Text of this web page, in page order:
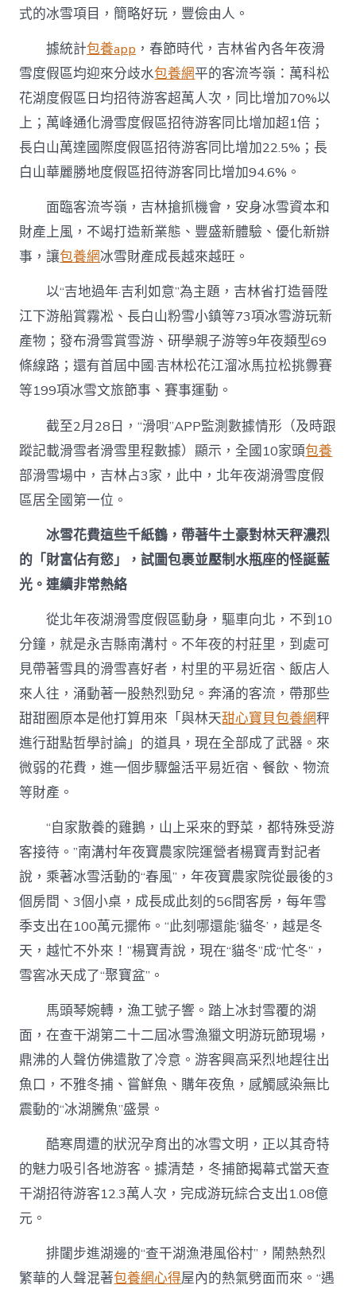
式的冰雪項目，簡略好玩，豐儉由人。
據統計包養app ，春節時代，吉林省內各年夜滑
雪度假區均迎來分歧水包養網平的客流岑嶺：萬科松
花湖度假區日均招待游客超萬人次，同比增加70%以
上；萬峰通化滑雪度假區招待游客同比增加超1倍；
長白山萬達國際度假區招待游客同比增加22.5%；長
白山華麗勝地度假區招待游客同比增加94.6%。
面臨客流岑嶺，吉林搶抓機會，安身冰雪資本和
財產上風，不竭打造新業態、豐盛新體驗、優化新辦
事，讓包養網冰雪財產成長越來越旺。
以“吉地過年·吉利如意”為主題，吉林省打造晉陞
江下游船賞霧凇、長白山粉雪小鎮等73項冰雪游玩新
產物；發布滑雪賞雪游、研學親子游等9年夜類型69
條線路；還有首屆中國·吉林松花江溜冰馬拉松挑釁賽
等199項冰雪文旅節事、賽事運動。
截至2月28日，“滑唄”APP監測數據情形（及時跟
蹤記載滑雪者滑雪里程數據）顯示，全國10家頭包養
部滑雪場中，吉林占3家，此中，北年夜湖滑雪度假
區居全國第一位。
冰雪花費這些千紙鶴，帶著牛土豪對林天秤濃烈
的「財富佔有慾」，試圖包裹並壓制水瓶座的怪誕藍
光。連續非常熱絡
從北年夜湖滑雪度假區動身，驅車向北，不到10
分鐘，就是永吉縣南溝村。不年夜的村莊里，到處可
見帶著雪具的滑雪喜好者，村里的平易近宿、飯店人
來人往，涌動著一股熱烈勁兒。奔涌的客流，帶那些
甜甜圈原本是他打算用來「與林天甜心寶貝包養網秤
進行甜點哲學討論」的道具，現在全部成了武器。來
微弱的花費，進一個步驟盤活平易近宿、餐飲、物流
等財產。
“自家散養的雞鵝，山上采來的野菜，都特殊受游
客接待。”南溝村年夜寶農家院運營者楊寶青對記者
說，乘著冰雪活動的“春風”，年夜寶農家院從最後的3
個房間、3個小桌，成長成此刻的56間客房，每年雪
季支出在100萬元擺佈。“此刻哪還能‘貓冬’，越是冬
天，越忙不外來！”楊寶青說，現在“貓冬”成“忙冬”，
雪窖冰天成了“聚寶盆”。
馬頭琴婉轉，漁工號子響。踏上冰封雪覆的湖
面，在查干湖第二十二屆冰雪漁獵文明游玩節現場，
鼎沸的人聲仿佛遣散了冷意。游客興高采烈地趕往出
魚口，不雅冬捕、嘗鮮魚、購年夜魚，感觸感染無比
震動的“冰湖騰魚”盛景。
酷寒周遭的狀況孕育出的冰雪文明，正以其奇特
的魅力吸引各地游客。據清楚，冬捕節揭幕式當天查
干湖招待游客12.3萬人次，完成游玩綜合支出1.08億
元。
排闥步進湖邊的“查干湖漁港風俗村”，鬧熱熱烈
繁華的人聲混著包養網心得屋內的熱氣劈面而來。“遇